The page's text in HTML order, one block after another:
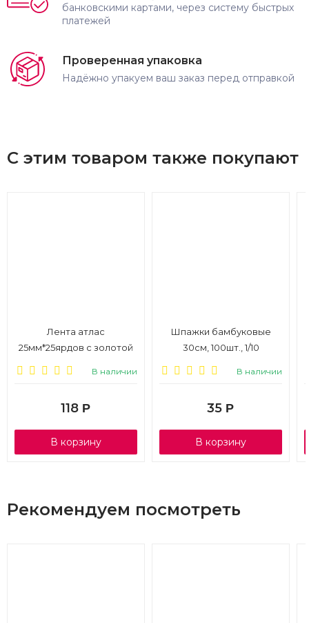
банковскими картами, через систему быстрых
платежей
Проверенная упаковка
Надёжно упакуем ваш заказ перед отправкой
С этим товаром также покупают
Лента атлас
25мм*25ярдов с золотой
В наличии
118 Р
В корзину
Шпажки бамбуковые
30см, 100шт., 1/10
В наличии
35 Р
В корзину
Рекомендуем посмотреть